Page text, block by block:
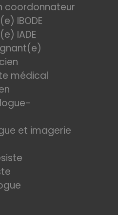
coordonnateur
IBODE
IADE
médical
et imagerie